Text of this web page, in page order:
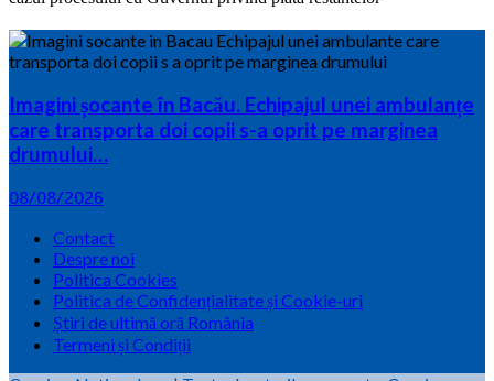
Imagini șocante în Bacău. Echipajul unei ambulanțe
care transporta doi copii s-a oprit pe marginea
drumului…
08/08/2026
Contact
Despre noi
Politica Cookies
Politica de Confidențialitate și Cookie-uri
Știri de ultimă oră România
Termeni și Condiții